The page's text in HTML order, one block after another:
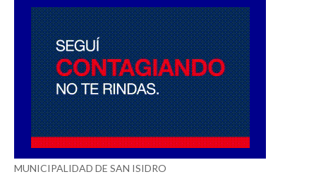
MUNICIPALIDAD DE SAN ISIDRO